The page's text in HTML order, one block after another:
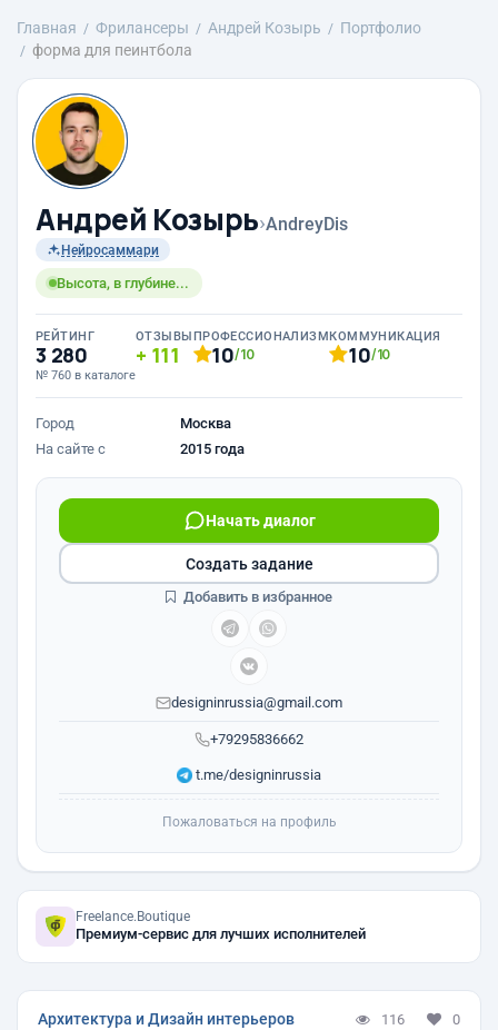
Главная Фрилансеры Андрей Козырь
Портфолио
форма для пеинтбола
Андрей Козырь›AndreyDis
Нейросаммари
Высота, в глубине...
РЕЙТИНГ
3 280
№ 760 в каталоге
ОТЗЫВЫ
111
ПРОФЕССИОНАЛИЗМ
10/10
КОММУНИКАЦИЯ
10/10
Город
Москва
На сайте с
2015 года
+79295836662
Начать диалог
designinrussia@gmail.com
t.me/designinrussia
Создать задание
Добавить в избранное
Пожаловаться на профиль
Freelance.Boutique
Премиум-сервис для лучших исполнителей
Архитектура и Дизайн интерьеров 116 0